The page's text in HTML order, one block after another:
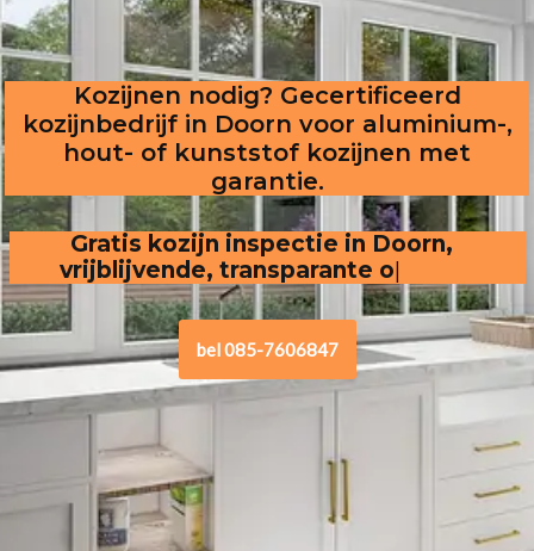
Kozijnen nodig? Gecertificeerd
kozijnbedrijf in Doorn voor aluminium-,
hout- of kunststof kozijnen met
garantie.
Gratis kozijn inspectie in Doorn,
vrijblijvende, transparante offerte
bel 085-7606847